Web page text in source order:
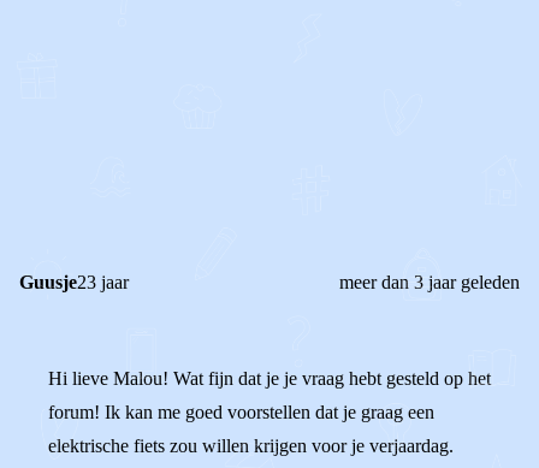
Guusje23 jaar meer dan 3 jaar geleden
Hi lieve Malou! Wat fijn dat je je vraag hebt gesteld op het
forum! Ik kan me goed voorstellen dat je graag een
elektrische fiets zou willen krijgen voor je verjaardag.